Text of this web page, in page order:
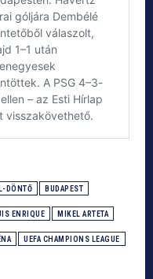
DÖNTŐ BUDAPEST
ENRIQUE MIKEL ARTETA
UEFA CHAMPIONS LEAGUE